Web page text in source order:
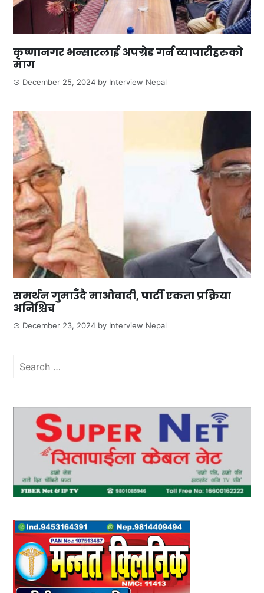
कृष्णानगर भन्सारलाई अपग्रेड गर्न व्यापारीहरुको
माग
December 25, 2024 by Interview Nepal
समर्थन गुमाउँदै माओवादी, पार्टी एकता प्रक्रिया
अनिश्चिच
December 23, 2024 by Interview Nepal
Search